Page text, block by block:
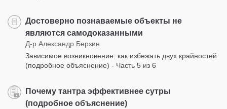
Достоверно познаваемые объекты не
являются самодоказанными
Д-р Александр Берзин
Зависимое возникновение: как избежать двух крайностей
(подробное объяснение) - Часть 5 из 6
Почему тантра эффективнее сутры
(подробное объяснение)